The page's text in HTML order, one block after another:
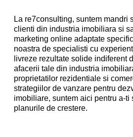
La re7consulting, suntem mandri
clienti din industria imobiliara si
marketing online adaptate
noastra de specialisti cu
livreze rezultate solide indiferent
afacerii tale din industria
proprietatilor rezidentiale si
strategiilor de vanzare pentru
imobiliare, suntem aici pentru a-ti
planurile de crestere.